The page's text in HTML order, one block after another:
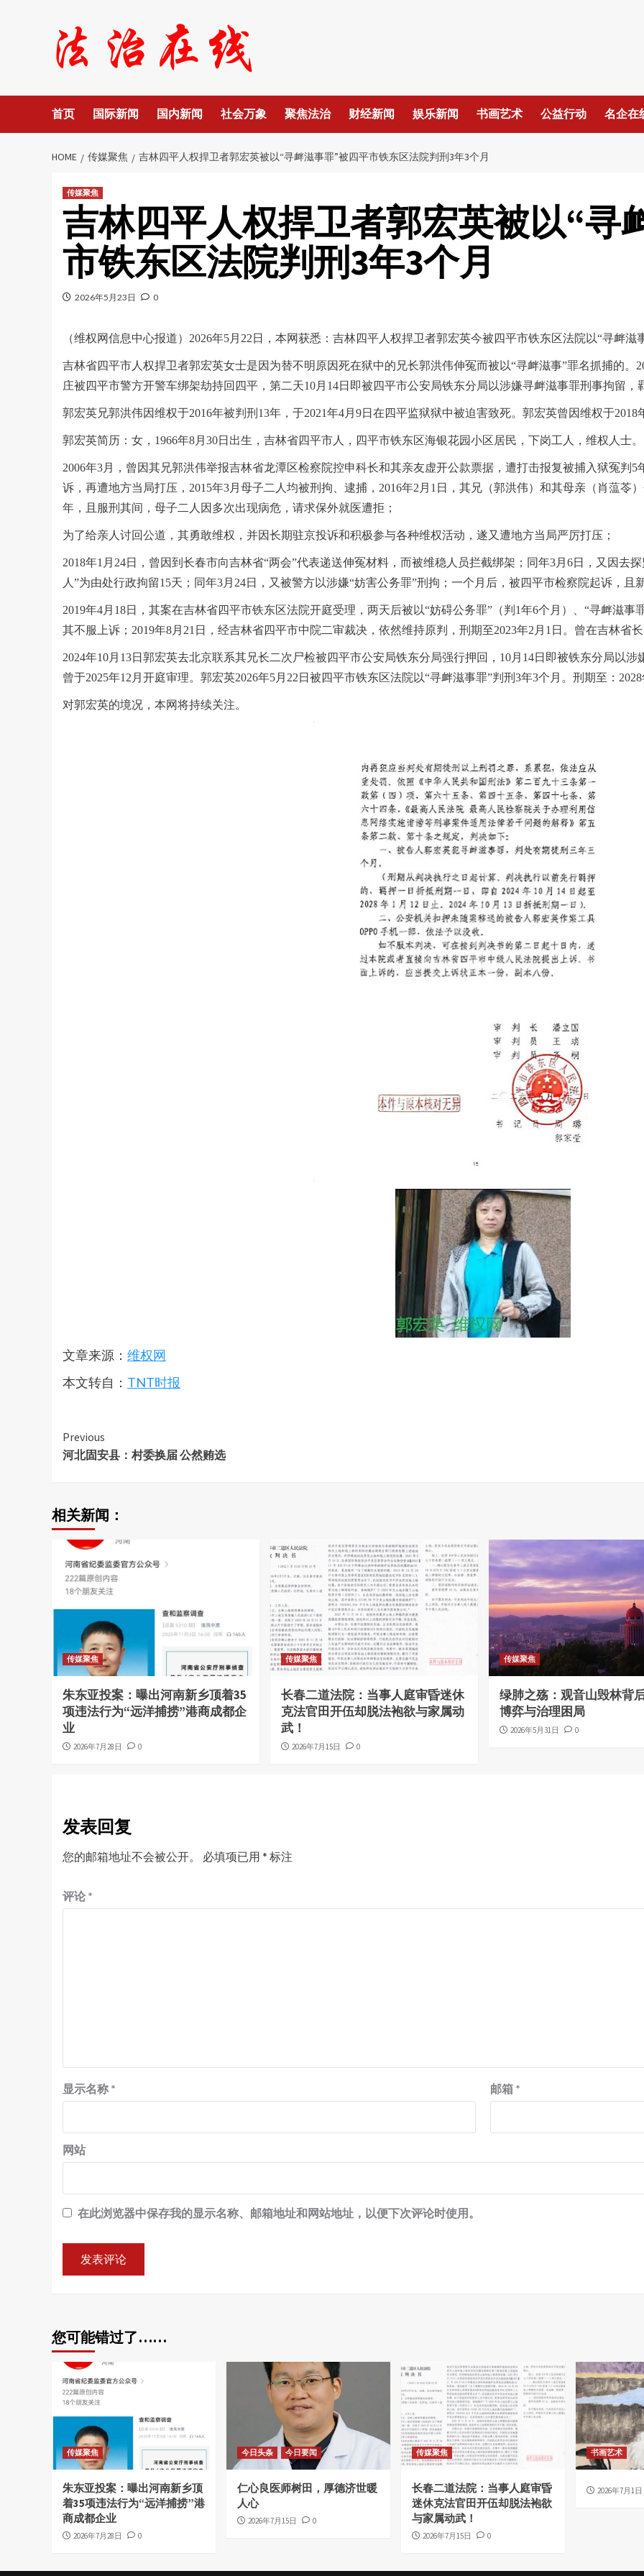
首页 国际新闻 国内新闻 社会万象 聚焦法治 财经新闻 娱乐新闻 书画艺术 公益行动 名企在
HOME 传媒聚焦 吉林四平人权捍卫者郭宏英被以“寻衅滋事罪”被四平市铁东区法院判刑3年3个月
传媒聚焦
吉林四平人权捍卫者郭宏英被以“寻
市铁东区法院判刑3年3个月
2026年5月23日 0
（维权网信息中心报道） 2026年5月 22 日，本网获悉：吉林四平人权捍卫者郭宏英今被四平市铁东区法院以“寻衅滋
吉林省四平市人权捍卫者郭宏英女士是因为替不明原因死在狱中的兄长郭洪伟伸冤而被以“寻衅滋事”罪名抓捕的。
庄被四平市警方开警车绑架劫持回四平，第二天10月 14日即被四平市公安局铁东分局以涉嫌寻衅滋事罪刑事拘留，
郭宏英兄郭洪伟因维权于2016年被判刑 13年，于2021年4月 9日在四平监狱狱中被迫害致死。郭宏英曾因维权于2018
郭宏英简历：女， 1966年8月 30日出生，吉林省四平市人，四平市铁东区海银花园小区居民，下岗工人，维权人士。
2006年3月，曾因其兄郭洪伟举报吉林省龙潭区检察院控申科长和其亲友虚开公款票据，遭打击报复被捕入狱冤判 5
诉，再遭地方当局打压， 2015年3月母子二人均被刑拘、逮捕， 2016年2 月 1 日，其兄（郭洪伟）和其母亲（肖蕰苓
年，且服刑其间，母子二人因多次出现病危，请求保外就医遭拒；
为了给亲人讨回公道，其勇敢维权，并因长期驻京投诉和积极参与各种维权活动，遂又遭地方当局严厉打压；
2018年1 月 24日，曾因到长春市向吉林省“两会”代表递送伸冤材料，而被维稳人员拦截绑架；同年3月 6日，又因去
人”为由处行政拘留15天；同年3月 24日，又被警方以涉嫌“妨害公务罪”刑拘；一个月后，被四平市检察院起诉，且
2019年4月 18日，其案在吉林省四平市铁东区法院开庭受理，两天后被以“妨碍公务罪”（判 1年6个月）、“寻衅滋事
其不服上诉； 2019年8月 21 日，经吉林省四平市中院二审裁决，依然维持原判，刑期至2023年2 月 1 日。曾在吉林省
2024年10月 13日郭宏英去北京联系其兄长二次尸检被四平市公安局铁东分局强行押回， 10月 14日即被铁东分局以涉
曾于2025年12 月开庭审理。郭宏英2026年5月 22 日被四平市铁东区法院以“寻衅滋事罪”判刑 3年3个月。刑期至： 2028
对郭宏英的境况，本网将持续关注。
文章来源： 维权网
本文转自： TNT时报
Continue
Reading
Previous
河北固安县：村委换届 公然贿选
相关新闻：
传媒聚焦
朱东亚投案：曝出河南新乡顶着35
项违法行为“远洋捕捞”港商成都企
业
2026年7月28日 0
传媒聚焦
长春二道法院：当事人庭审昏迷休
克法官田开伍却脱法袍欲与家属动
武！
2026年7月15日 0
传媒聚焦
绿肺之殇：观音山毁林背
博弈与治理困局
2026年5月31日 0
发表回复
您的邮箱地址不会被公开。 必填项已用 * 标注
评论 *
显示名称 * 邮箱 *
网站
在此浏览器中保存我的显示名称、邮箱地址和网站地址，以便下次评论时使用。
您可能错过了……
传媒聚焦
朱东亚投案：曝出河南新乡顶
着35项违法行为“远洋捕捞”港
商成都企业
2026年7月28日 0
今日头条 今日要闻
仁心良医师树田，厚德济世暖
人心
2026年7月15日 0
传媒聚焦
长春二道法院：当事人庭审昏
迷休克法官田开伍却脱法袍欲
与家属动武！
2026年7月15日 0
书画艺术
2026年7月1日